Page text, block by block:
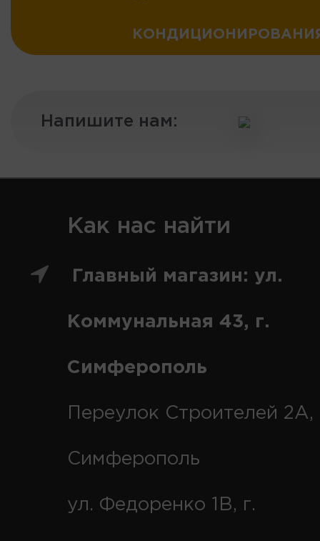
Напишите нам:
Как нас найти
Главный магазин: ул.
Коммунальная 43, г.
Симферополь
Переулок Строителей 2А,
Симферополь
ул. Федоренко 1В, г.